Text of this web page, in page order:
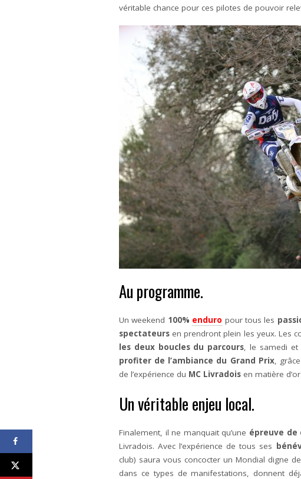
véritable chance pour ces pilotes de pouvoir
Au programme.
Un weekend 100% enduro pour tous les
spectateurs en prendront plein les yeux. Les
les deux boucles du parcours, le samedi et
profiter de l’ambiance du Grand Prix,
de l’expérience du MC Livradois en matière
Un véritable enjeu local.
Finalement, il ne manquait qu’une épreuve
Livradois. Avec l’expérience de tous ses
club) saura vous concocter un Mondial digne
dans ce types de manifestations, donnent